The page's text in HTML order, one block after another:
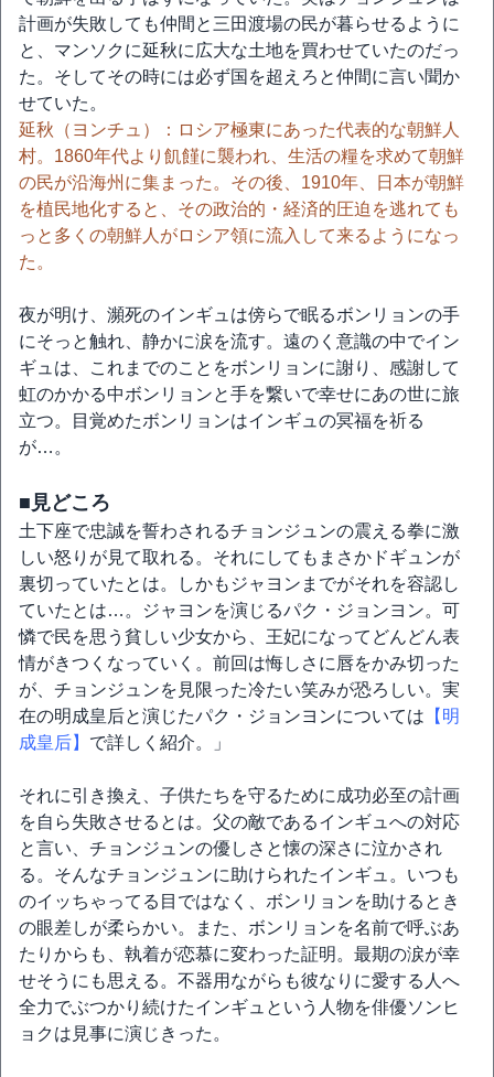
計画が失敗しても仲間と三田渡場の民が暮らせるように
と、マンソクに延秋に広大な土地を買わせていたのだっ
た。そしてその時には必ず国を超えろと仲間に言い聞か
せていた。
延秋（ヨンチュ）：ロシア極東にあった代表的な朝鮮人
村。1860年代より飢饉に襲われ、生活の糧を求めて朝鮮
の民が沿海州に集まった。その後、1910年、日本が朝鮮
を植民地化すると、その政治的・経済的圧迫を逃れても
っと多くの朝鮮人がロシア領に流入して来るようになっ
た。
夜が明け、瀕死のインギュは傍らで眠るボンリョンの手
にそっと触れ、静かに涙を流す。遠のく意識の中でイン
ギュは、これまでのことをボンリョンに謝り、感謝して
虹のかかる中ボンリョンと手を繋いで幸せにあの世に旅
立つ。目覚めたボンリョンはインギュの冥福を祈る
が…。
■見どころ
土下座で忠誠を誓わされるチョンジュンの震える拳に激
しい怒りが見て取れる。それにしてもまさかドギュンが
裏切っていたとは。しかもジャヨンまでがそれを容認し
ていたとは…。ジャヨンを演じるパク・ジョンヨン。可
憐で民を思う貧しい少女から、王妃になってどんどん表
情がきつくなっていく。前回は悔しさに唇をかみ切った
が、チョンジュンを見限った冷たい笑みが恐ろしい。実
在の明成皇后と演じたパク・ジョンヨンについては 【明
成皇后】 で詳しく紹介。」
それに引き換え、子供たちを守るために成功必至の計画
を自ら失敗させるとは。父の敵であるインギュへの対応
と言い、チョンジュンの優しさと懐の深さに泣かされ
る。そんなチョンジュンに助けられたインギュ。いつも
のイッちゃってる目ではなく、ボンリョンを助けるとき
の眼差しが柔らかい。また、ボンリョンを名前で呼ぶあ
たりからも、執着が恋慕に変わった証明。最期の涙が幸
せそうにも思える。不器用ながらも彼なりに愛する人へ
全力でぶつかり続けたインギュという人物を俳優ソンヒ
ョクは見事に演じきった。